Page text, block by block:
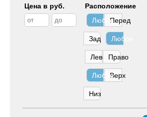
Цена в руб.
Расположение
ЛюбоеПеред
Зад
Любое
Лево Право
ЛюбоеВерх
Низ